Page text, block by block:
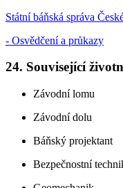
Státní báňská správa
- Osvědčení a průkazy
24. Související
Závodní lomu
Závodní dolu
Báňský projektant
Bezpečnostní